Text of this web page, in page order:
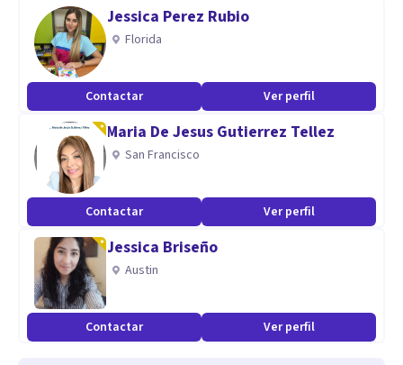
estrés, Flexibilidad y Adaptabilidad, Independencia,
Orientación hacia los resultados, Autonomía, Capacidad de
Concentración, Confianza en sí mismo, Vitalidad,
Identificación y Análisis de problemas, Razonamiento y
Resolución de Problemas, Paciencia. Honestidad,
Integridad y Lealtad.
Jessica Perez Rubio
Florida
Contactar Ver perfil
Maria De Jesus Gutierrez Tellez
San Francisco
Contactar Ver perfil
Jessica Briseño
Austin
Contactar Ver perfil